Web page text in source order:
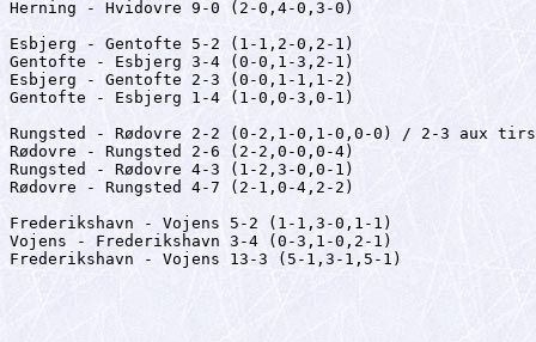
Herning - Hvidovre 9-0 (2-0,4-0,3-0)
Esbjerg - Gentofte 5-2 (1-1,2-0,2-1)
Gentofte - Esbjerg 3-4 (0-0,1-3,2-1)
Esbjerg - Gentofte 2-3 (0-0,1-1,1-2)
Gentofte - Esbjerg 1-4 (1-0,0-3,0-1)
Rungsted - Rødovre 2-2 (0-2,1-0,1-0,0-0) / 2-3 aux
Rødovre - Rungsted 2-6 (2-2,0-0,0-4)
Rungsted - Rødovre 4-3 (1-2,3-0,0-1)
Rødovre - Rungsted 4-7 (2-1,0-4,2-2)
Frederikshavn - Vojens 5-2 (1-1,3-0,1-1)
Vojens - Frederikshavn 3-4 (0-3,1-0,2-1)
Frederikshavn - Vojens 13-3 (5-1,3-1,5-1)